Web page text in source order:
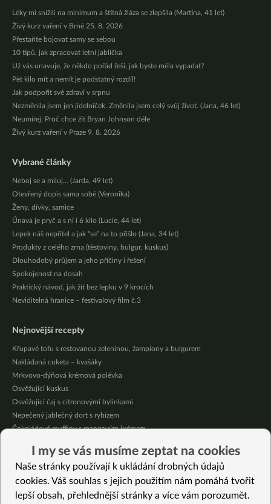
Léky mi snížili na minimum a štítná žláza se zlepšila (Martina, 41 let)
Živý kurz vaření v Brně 25. 8. 2026
Přestaňte bojovat samy se sebou
10 tipů, jak zpracovat letní jablíčka
Už vás unavuje, že někdo pořád řeší, jak byste měla vypadat?
Pět kilo mít a nemít je podstatný rozdíl!
Jak podpořit své zdraví v srpnu
Nezměnila jsem jen jídelníček. Změnila jsem celý svůj život. (Jana, 46 let)
Neumírej: Proč chce žít Bryan Johnson déle
Živý kurz vaření v Praze 9. 8. 2026
Vybrané články
Neboj se a miluj… (Jarda, 49 let)
Otevřený dopis sama sobě (Veronika)
Ženy, dívky, samice
Únava je pryč a s ní i 6 kilo (Lucie, 44 let)
Lepek náš nepřítel a jak “se” na to přišlo (Jana, 34 let)
Produkty z celého zrna (těstoviny, bulgur, kuskus)
Dlouhodobý průjem a jeho příčiny i řešení
Spokojenost na dosah
Praktický návod, jak žít bez lepku v 9 krocích
Neviditelná hranice – festivalový film č.3
Nejnovější recepty
Křupavé tofu s restovanou zeleninou, žampiony a bulgurem
Nakládaná cuketa – kvašáky
Mrkvovo-dýňová krémová polévka
Osvěžující kuskus
Osvěžující čaj s citronovými bylinkami
Nepečený jablečný dort s rybízem
Čokoládové muffiny s mangovým krémem
Krémová zeleninová polévka s koprem a vločkami
Celozrnná rýže basmati se zeleninou
Vybrané recepty
I my se vás musíme zeptat na cookies
Naše stránky používají k ukládání drobných údajů
cookies. Váš souhlas s jejich použitím nám pomáhá tvořit
lepší obsah, přehlednější stránky a více vám porozumět.